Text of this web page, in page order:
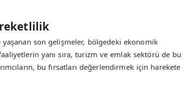
yaşanan son gelişmeler, bölgedeki ekonomik
yanı sıra, turizm ve emlak sektörü de bu
bu fırsatları değerlendirmek için harekete